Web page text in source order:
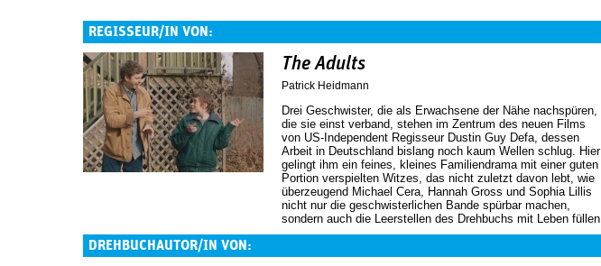
REGISSEUR/IN VON:
The Adults
Patrick Heidmann
Drei Geschwister, die als Erwachsene der Nähe nachspüren,
die sie einst verband, stehen im Zentrum des neuen Films
von US-Independent Regisseur Dustin Guy Defa, dessen
Arbeit in Deutschland bislang noch kaum Wellen schlug. Hier
gelingt ihm ein feines, kleines Familiendrama mit einer guten
Portion verspielten Witzes, das nicht zuletzt davon lebt, wie
überzeugend Michael Cera, Hannah Gross und Sophia Lillis
nicht nur die geschwisterlichen Bande spürbar machen,
sondern auch die Leerstellen des Drehbuchs mit Leben füllen.
DREHBUCHAUTOR/IN VON: